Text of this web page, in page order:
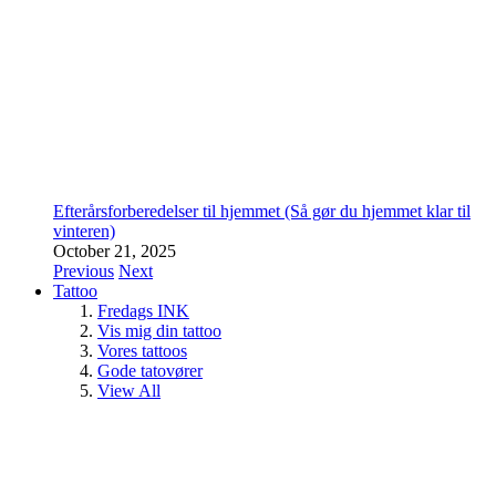
Efterårsforberedelser til hjemmet (Så gør du hjemmet klar til
vinteren)
October 21, 2025
Previous Next
Tattoo
Fredags INK
Vis mig din tattoo
Vores tattoos
Gode tatovører
View All